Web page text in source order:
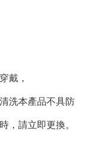
戴，
洗本產品不具防
，請立即更換。